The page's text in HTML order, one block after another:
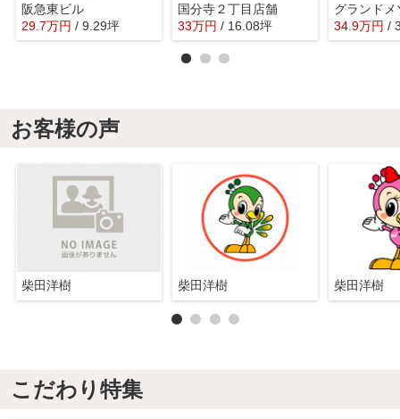
阪急東ビル
29.7万円 / 9.29坪
国分寺２丁目店舗
33万円 / 16.08坪 34.9万円 /
お客様の声
柴田洋樹 柴田洋樹 柴田洋樹
こだわり特集